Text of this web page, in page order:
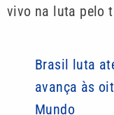
vivo na luta pelo
Brasil luta
avança às
Mundo